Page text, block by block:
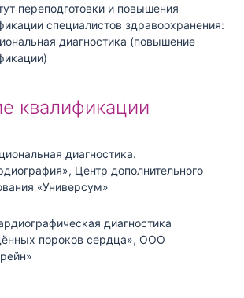
переподготовки и повышения
специалистов здравоохранения:
диагностика (повышение
квалификации
диагностика.
Центр дополнительного
«Универсум»
диагностика
пороков сердца», ООО